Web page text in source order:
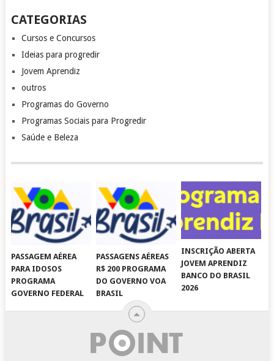
CATEGORIAS
Cursos e Concursos
Ideias para progredir
Jovem Aprendiz
outros
Programas do Governo
Programas Sociais para Progredir
Saúde e Beleza
PASSAGEM AÉREA
PARA IDOSOS
PROGRAMA
GOVERNO FEDERAL
PASSAGENS AÉREAS
R$ 200 PROGRAMA
DO GOVERNO VOA
BRASIL
INSCRIÇÃO ABERTA
JOVEM APRENDIZ
BANCO DO BRASIL
2026